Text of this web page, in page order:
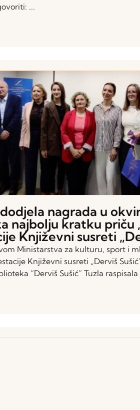
...
nagrada u
najbolju kratku priču
Književni susreti
Ministarstva za kulturu, sport i
Književni susreti „Derviš
“Derviš Sušić” Tuzla